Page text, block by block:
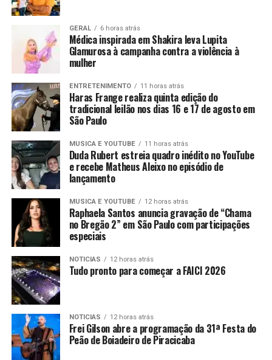
GERAL 6 horas atrás
Médica inspirada em Shakira leva Lupita
Glamurosa à campanha contra a violência à
mulher
ENTRETENIMENTO 11 horas atrás
Haras Frange realiza quinta edição do
tradicional leilão nos dias 16 e 17 de agosto em
São Paulo
MUSICA E YOUTUBE 11 horas atrás
Duda Rubert estreia quadro inédito no YouTube
e recebe Matheus Aleixo no episódio de
lançamento
MUSICA E YOUTUBE 12 horas atrás
Raphaela Santos anuncia gravação de “Chama
no Bregão 2” em São Paulo com participações
especiais
NOTICIAS 12 horas atrás
Tudo pronto para começar a FAICI 2026
NOTICIAS 12 horas atrás
Frei Gilson abre a programação da 31ª Festa do
Peão de Boiadeiro de Piracicaba